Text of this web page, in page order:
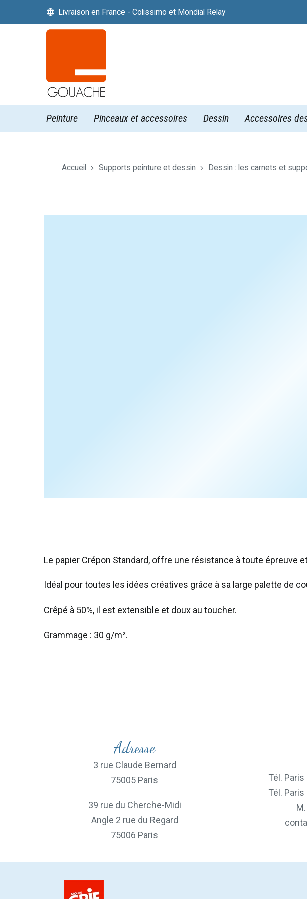

 Livraison en France - Colissimo et Mondial Relay
Peinture Pinceaux et accessoires Dessin Accessoires
Accueil Supports peinture et dessin Dessin : les carnets et
Le papier Crépon Standard, offre une résistance à toute épreuve
Idéal pour toutes les idées créatives grâce à sa large palette de
Crêpé à 50%, il est extensible et doux au toucher.
Grammage : 30 g/m².
Adresse
3 rue Claude Bernard
75005 Paris
39 rue du Cherche-Midi
Angle 2 rue du Regard
75006 Paris
Tél.
Tél.